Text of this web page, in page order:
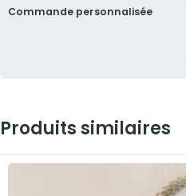
Commande personnalisée
Produits similaires